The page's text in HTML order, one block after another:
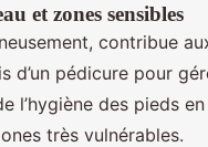
et zones sensibles
contribue
d’un pédicure pour
l’hygiène des pieds
très vulnérables.